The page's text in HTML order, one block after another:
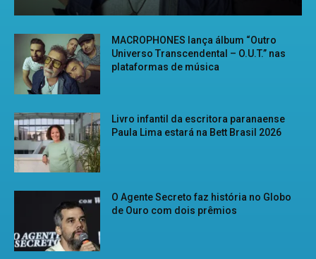
MACROPHONES lança álbum “Outro
Universo Transcendental – O.U.T.” nas
plataformas de música
Livro infantil da escritora paranaense
Paula Lima estará na Bett Brasil 2026
O Agente Secreto faz história no Globo
de Ouro com dois prêmios